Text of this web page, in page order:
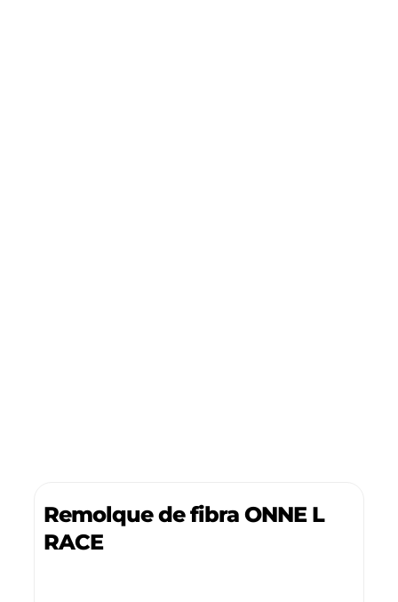
Remolque de fibra ONNE L
RACE